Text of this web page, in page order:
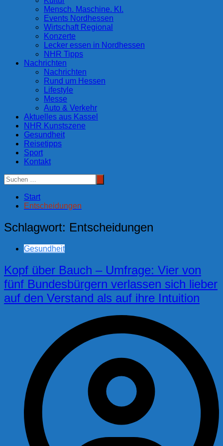
Mensch. Maschine. KI.
Events Nordhessen
Wirtschaft Regional
Konzerte
Lecker essen in Nordhessen
NHR Tipps
Nachrichten
Nachrichten
Rund um Hessen
Lifestyle
Messe
Auto & Verkehr
Aktuelles aus Kassel
NHR Kunstszene
Gesundheit
Reisetipps
Sport
Kontakt
Start
Entscheidungen
Schlagwort: Entscheidungen
Gesundheit
Kopf über Bauch – Umfrage: Vier von
fünf Bundesbürgern verlassen sich lieber
auf den Verstand als auf ihre Intuition